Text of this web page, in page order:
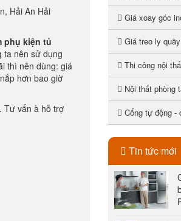
Hải An Hải
phụ kiện tủ
ta nên sử dụng
thì nên dùng: giá
hơn bao giờ
Tư vấn à hỗ trợ
Giá xoay góc
Giá treo ly
Thi công nội
Nội thất phòng
Cổng tự động -
Tin tức mới